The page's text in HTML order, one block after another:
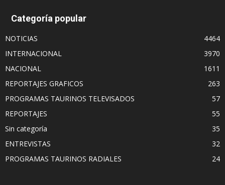
Categoría popular
NOTICIAS
4464
INTERNACIONAL
3970
NACIONAL
1611
REPORTAJES GRAFICOS
263
PROGRAMAS TAURINOS TELEVISADOS
57
REPORTAJES
55
Sin categoría
35
ENTREVISTAS
32
PROGRAMAS TAURINOS RADIALES
24